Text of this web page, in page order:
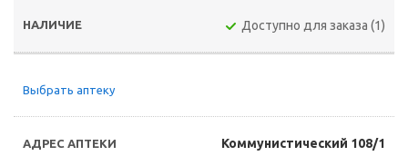
Доступно для заказа (1)
Выбрать аптеку
Коммунистический 108/1